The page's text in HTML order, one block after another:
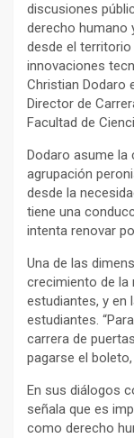
discusiones
derecho humano
desde el
innovaciones
Christian Dodaro
Director de
Facultad de
Dodaro asume
agrupación
desde la
tiene una
intenta renovar
Una de las
crecimiento de la
estudiantes, y en
estudiantes.
carrera de
pagarse el
En sus diálogos
señala que es
como derecho